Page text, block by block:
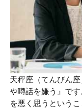
天秤座（てんびん
や噂話を嫌う』で
を悪く思うという